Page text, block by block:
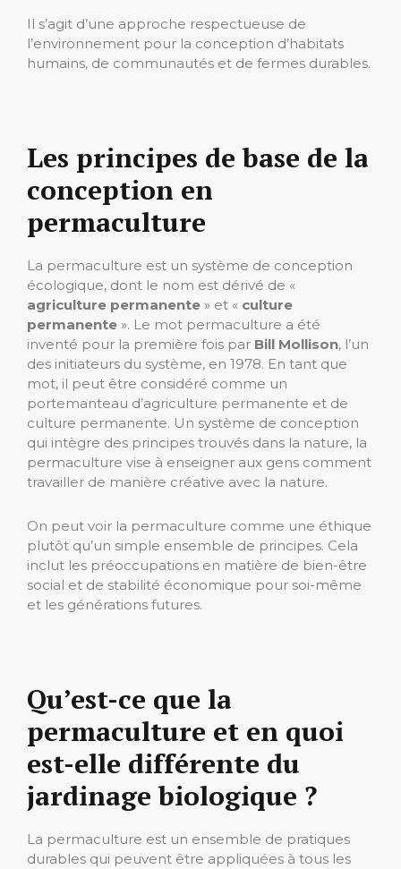
Il s’agit d’une approche respectueuse de
l’environnement pour la conception d’habitats
humains, de communautés et de fermes durables.
Les principes de base de la
conception en
permaculture
La permaculture est un système de conception
écologique, dont le nom est dérivé de «
agriculture permanente » et « culture
permanente ». Le mot permaculture a été
inventé pour la première fois par Bill Mollison, l’un
des initiateurs du système, en 1978. En tant que
mot, il peut être considéré comme un
portemanteau d’agriculture permanente et de
culture permanente. Un système de conception
qui intègre des principes trouvés dans la nature, la
permaculture vise à enseigner aux gens comment
travailler de manière créative avec la nature.
On peut voir la permaculture comme une éthique
plutôt qu’un simple ensemble de principes. Cela
inclut les préoccupations en matière de bien-être
social et de stabilité économique pour soi-même
et les générations futures.
Qu’est-ce que la
permaculture et en quoi
est-elle différente du
jardinage biologique ?
La permaculture est un ensemble de pratiques
durables qui peuvent être appliquées à tous les